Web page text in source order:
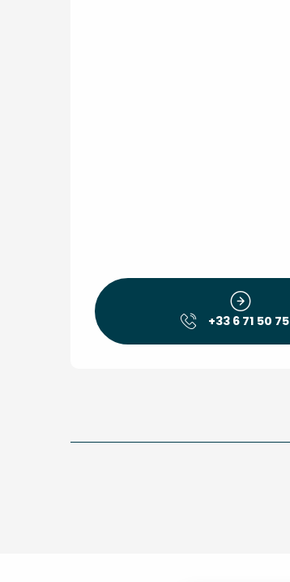
+33 6 71 50 75